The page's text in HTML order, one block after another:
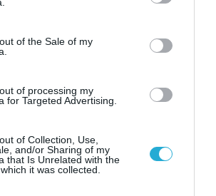
to Google and its third-party tags to
specified purposes in below Google
of the Sale of my
of processing my
for Targeted Advertising.
of Collection, Use,
and/or Sharing of my
that Is Unrelated with the
it was collected.
πτερύγιο
αλλά… το δυσκολεύουν τα